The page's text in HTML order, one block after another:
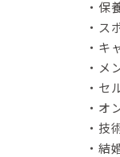
・保
・ス
・キ
・メ
・セ
・オ
・技
・結